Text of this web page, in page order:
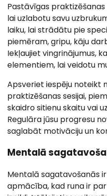
Pastāvīgas
lai uzlabotu savu
laiku, lai strādātu pie
piemēram, gripu, kāju
Iekļaujiet vingrinājumus,
elementiem, lai veidotu
Apsveriet iespēju noteikt
praktizēšanas sesijai,
skaidro sitienu skaitu vai
Regulāra jūsu progresu
saglabāt motivāciju un
Mentalā
Mentalā sagatavošanās
apmācība, kad runa ir